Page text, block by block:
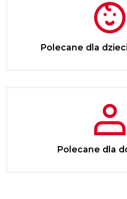
Polecane dla
Polecane dla